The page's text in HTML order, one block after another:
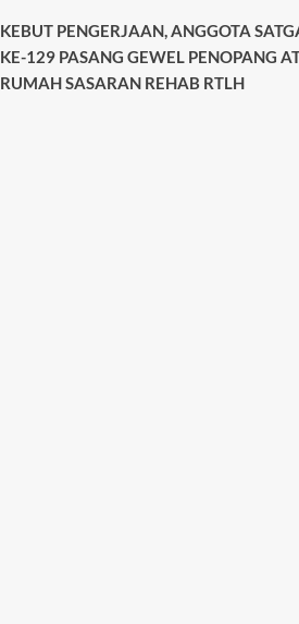
KEBUT PENGERJAAN, ANGGOTA
KE-129 PASANG GEWEL PENOPANG
RUMAH SASARAN REHAB RTLH